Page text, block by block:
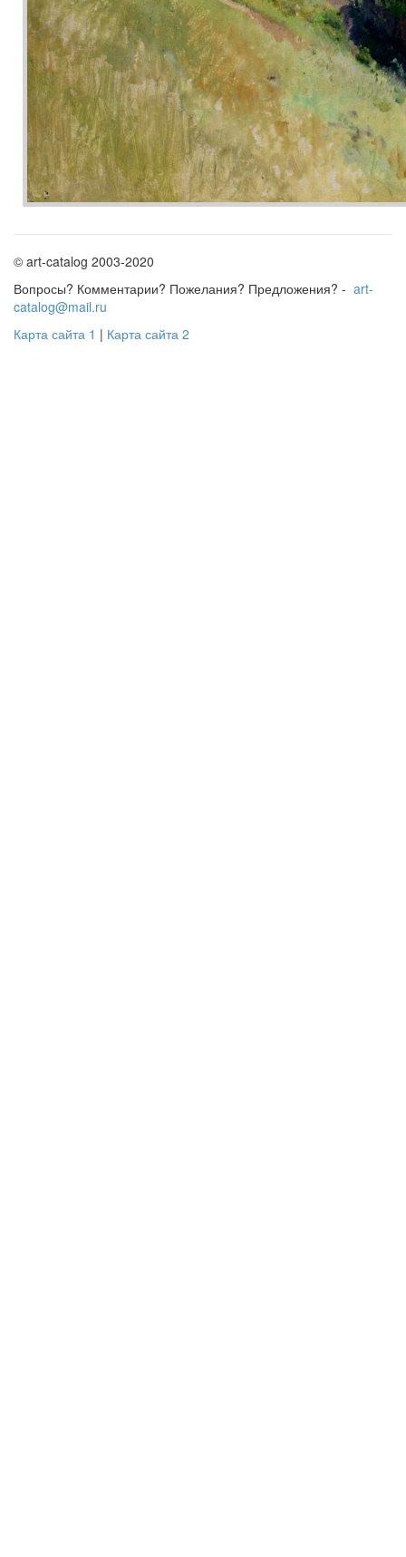
© art-catalog 2003-2020
Вопросы? Комментарии? Пожелания? Предложения? - art-
catalog@mail.ru
Карта сайта 1 | Карта сайта 2